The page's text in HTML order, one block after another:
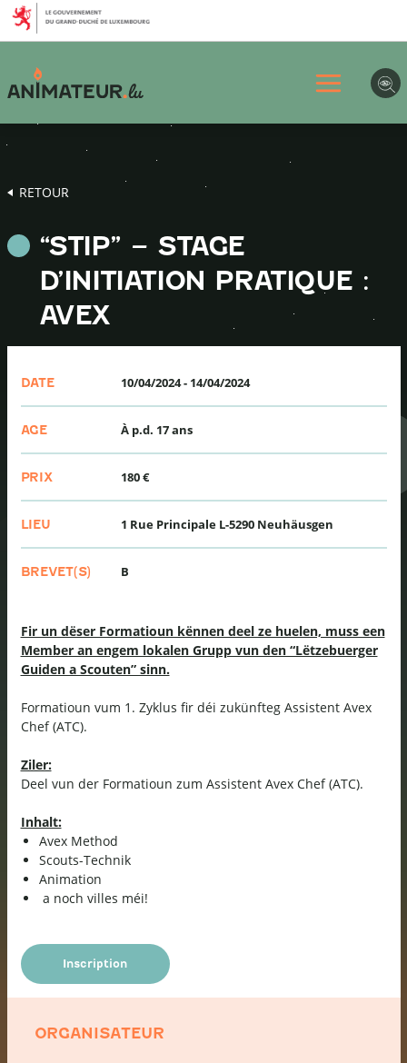
Aller
au
menu
principal
Aller
au
contenu
Aller
au
pied
page
RETOUR
“STIP” – STAGE
D’INITIATION PRATIQUE :
AVEX
DATE 10/04/2024- 14/04/2024
AGE À p.d. 17 ans
PRIX 180 €
LIEU 1 Rue Principale L-5290 Neuhäusgen
BREVET(S) B
Fir un dëser Formatioun kënnen deel ze huelen, muss een
Member an engem lokalen Grupp vun den “Lëtzebuerger
Guiden a Scouten” sinn.
Formatioun vum 1. Zyklus fir déi zukünfteg Assistent Avex
Chef (ATC).
Ziler:
Deel vun der Formatioun zum Assistent Avex Chef (ATC).
Inhalt:
Avex Method
Scouts-Technik
Animation
a noch villes méi!
Inscription
ORGANISATEUR